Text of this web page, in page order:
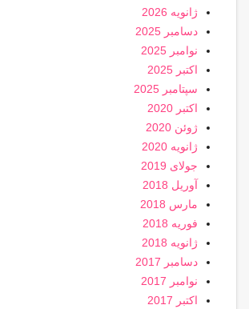
ژانویه 2026
دسامبر 2025
نوامبر 2025
اکتبر 2025
سپتامبر 2025
اکتبر 2020
ژوئن 2020
ژانویه 2020
جولای 2019
آوریل 2018
مارس 2018
فوریه 2018
ژانویه 2018
دسامبر 2017
نوامبر 2017
اکتبر 2017